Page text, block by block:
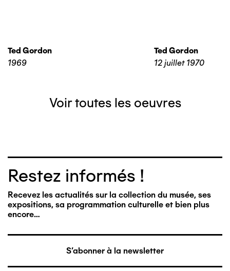
Ted Gordon
1969
Ted Gordon
12 juillet 1970
Voir toutes les oeuvres
Restez informés !
Recevez les actualités sur la collection du musée, ses
expositions, sa programmation culturelle et bien plus
encore…
S'abonner à la newsletter